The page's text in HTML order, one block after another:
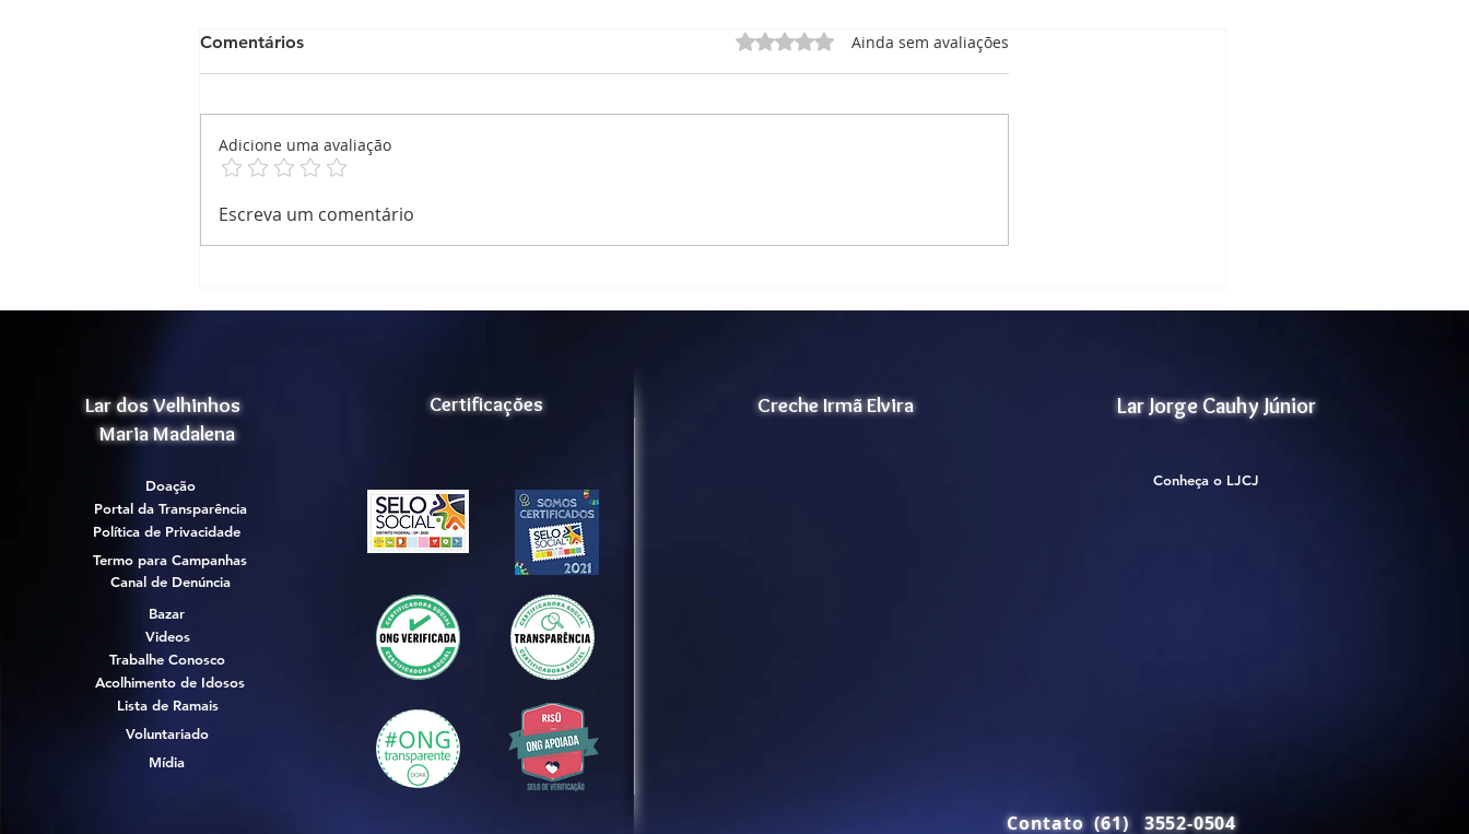
Relatório de Atividade
Comentários Avaliado com 0 de 5 estrelas.
Ainda sem avaliações
Adicione uma avaliação
Escreva um comentário
Lar dos Velhinhos
Maria Madalena
Doação
Portal da Transparência
Política de Privacidade
Termo para Campanhas
Canal de Denúncia
Bazar
Videos
Trabalhe Conosco
Acolhimento de Idosos
Lista de Ramais
Voluntariado
Mídia
Certificações Creche Irmã Elvira Lar Jorge Cauhy Júnior
Conheça o LJCJ
Contato (61) 3552-0504